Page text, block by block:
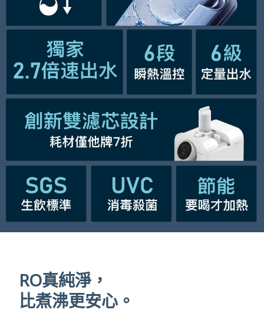
RO真純淨，
比煮沸更安心。